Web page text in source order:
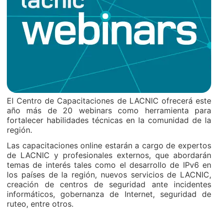
El Centro de Capacitaciones de LACNIC ofrecerá este
año más de 20 webinars como herramienta para
fortalecer habilidades técnicas en la comunidad de la
región.
Las capacitaciones online estarán a cargo de expertos
de LACNIC y profesionales externos, que abordarán
temas de interés tales como el desarrollo de IPv6 en
los países de la región, nuevos servicios de LACNIC,
creación de centros de seguridad ante incidentes
informáticos, gobernanza de Internet, seguridad de
ruteo, entre otros.